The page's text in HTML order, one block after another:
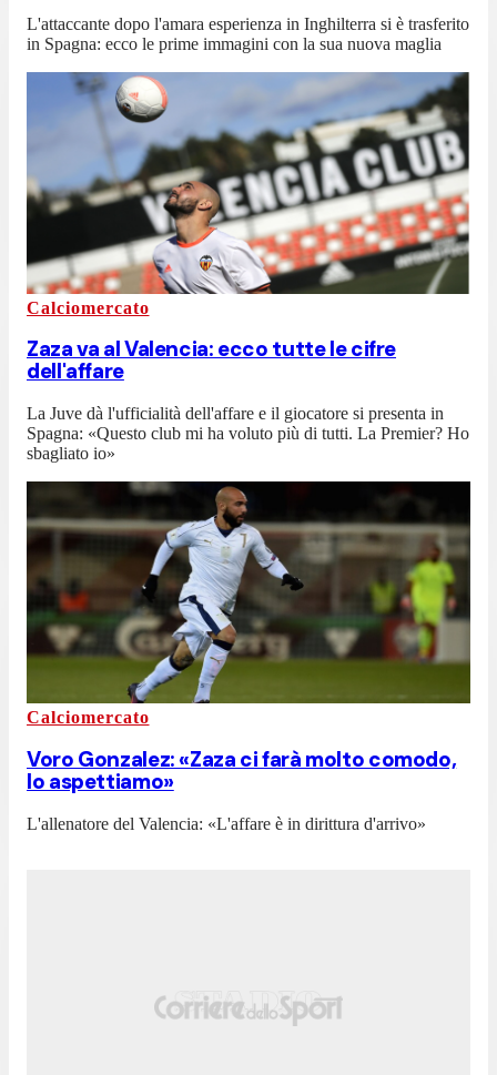
L'attaccante dopo l'amara esperienza in Inghilterra si è trasferito
in Spagna: ecco le prime immagini con la sua nuova maglia
Calciomercato
Zaza va al Valencia: ecco tutte le cifre
dell'affare
La Juve dà l'ufficialità dell'affare e il giocatore si presenta in
Spagna: «Questo club mi ha voluto più di tutti. La Premier? Ho
sbagliato io»
Calciomercato
Voro Gonzalez: «Zaza ci farà molto comodo,
lo aspettiamo»
L'allenatore del Valencia: «L'affare è in dirittura d'arrivo»